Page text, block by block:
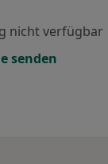
nicht verfügbar
senden